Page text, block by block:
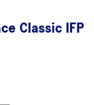
Classic IFP